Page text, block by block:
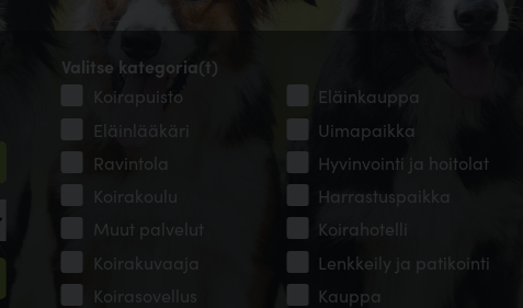
Valitse kategoria(t)
Koirapuisto
Eläinkauppa
Eläinlääkäri
Uimapaikka
Ravintola
Hyvinvointi ja hoitolat
Koirakoulu
Harrastuspaikka
Muut palvelut
Koirahotelli
Koirakuvaaja
Lenkkeily ja patikointi
Koirasovellus
Kauppa